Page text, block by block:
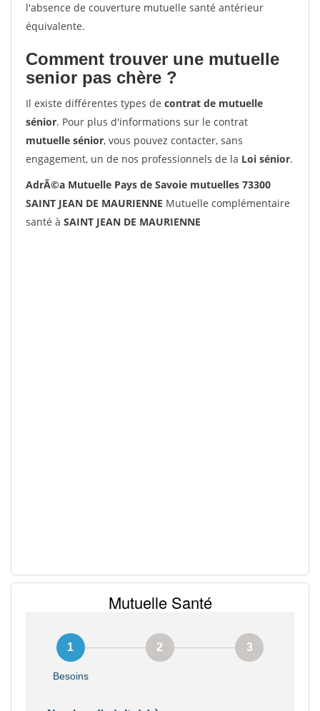
l'absence de couverture mutuelle santé antérieur
équivalente.
Comment trouver une mutuelle
senior pas chère ?
Il existe différentes types de contrat de mutuelle
sénior. Pour plus d'informations sur le contrat
mutuelle sénior, vous pouvez contacter, sans
engagement, un de nos professionnels de la Loi sénior.
AdrÃ©a Mutuelle Pays de Savoie mutuelles 73300
SAINT JEAN DE MAURIENNE Mutuelle complémentaire
santé à SAINT JEAN DE MAURIENNE